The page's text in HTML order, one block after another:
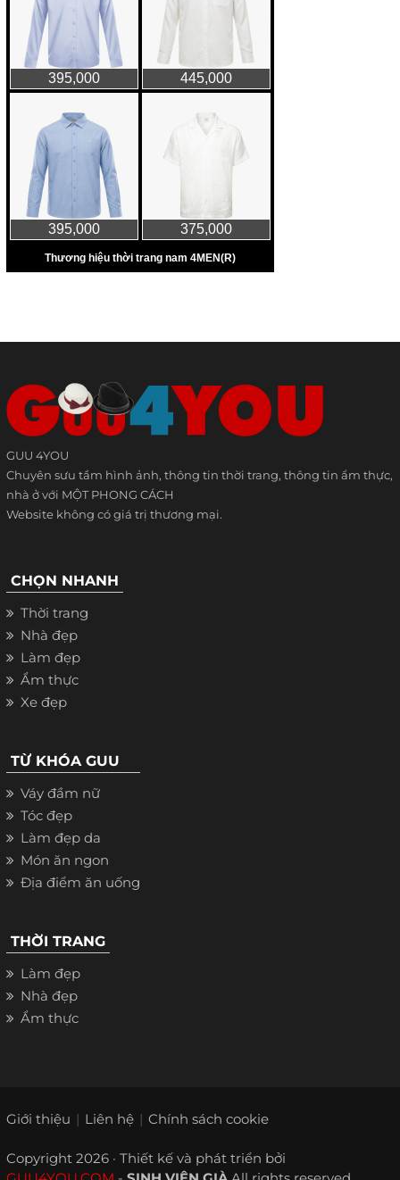
GUU 4YOU
Chuyên sưu tầm hình ảnh, thông tin thời trang, thông tin ẩm thực,
nhà ở với MỘT PHONG CÁCH
Website không có giá trị thương mại.
CHỌN NHANH
Thời trang
Nhà đẹp
Làm đẹp
Ẩm thực
Xe đẹp
TỪ KHÓA GUU
Váy đầm nữ
Tóc đẹp
Làm đẹp da
Món ăn ngon
Địa điểm ăn uống
THỜI TRANG
Làm đẹp
Nhà đẹp
Ẩm thực
Giới thiệu Liên hệ Chính sách cookie
Copyright 2026 · Thiết kế và phát triển bởi